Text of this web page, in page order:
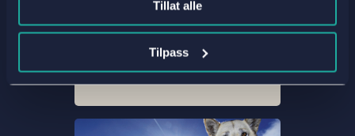
Tillat alle
Tilpass